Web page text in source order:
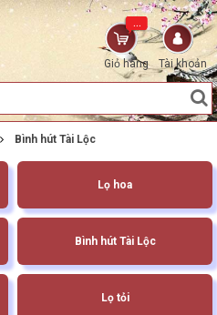
Tài khoản
Giỏ hàng
...
Bình hút Tài Lộc
Lọ hoa
Bình hút Tài Lộc
Lọ tỏi